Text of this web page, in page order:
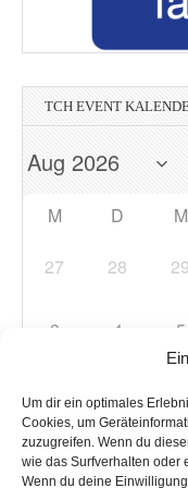
Um dir ein optimales
Cookies, um
zuzugreifen. Wenn du
wie das Surfverhalten oder
Wenn du deine
TCH EVENT
M D M
27 28 29
3 4 5
10 11 12
17 18